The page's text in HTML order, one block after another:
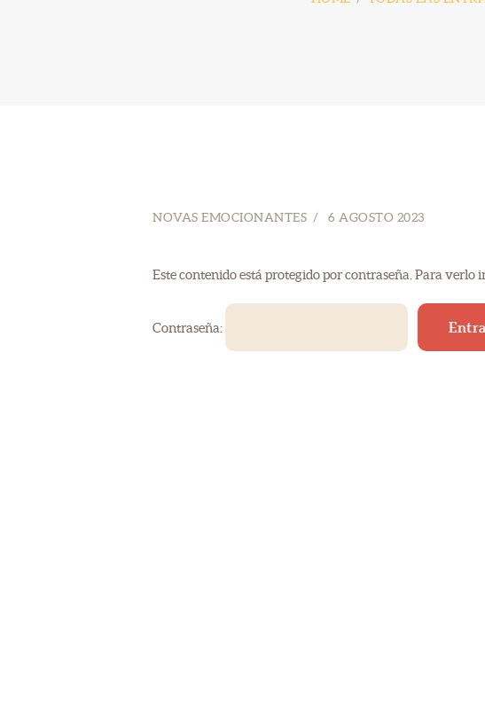
NOVAS EMOCIONANTES 6 AGOSTO 2023
Este contenido está protegido por contraseña. Para verlo
Contraseña: